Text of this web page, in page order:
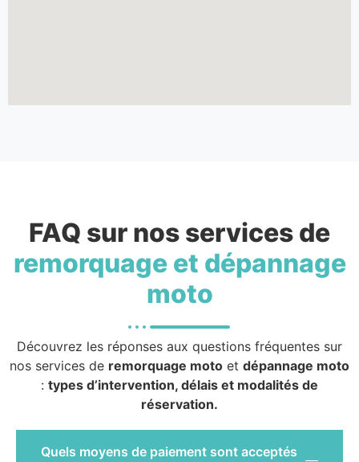
FAQ sur nos services de
remorquage et dépannage
moto
Découvrez les réponses aux questions fréquentes sur
nos services de remorquage moto et dépannage moto
: types d’intervention, délais et modalités de
réservation.
Quels moyens de paiement sont acceptés